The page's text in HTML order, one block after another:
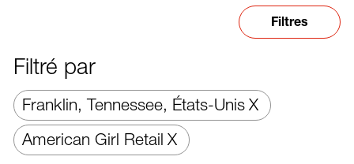
Filtres
Filtré par
Franklin, Tennessee, États-Unis
American Girl Retail